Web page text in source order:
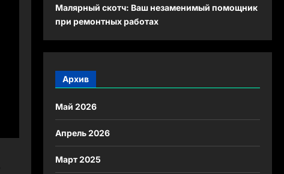
Малярный скотч: Ваш незаменимый помощник
при ремонтных работах
Архив
Май 2026
Апрель 2026
Март 2025